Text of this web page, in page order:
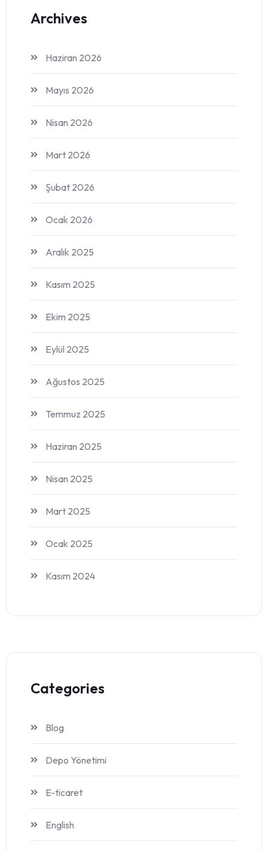
Archives
Haziran 2026
Mayıs 2026
Nisan 2026
Mart 2026
Şubat 2026
Ocak 2026
Aralık 2025
Kasım 2025
Ekim 2025
Eylül 2025
Ağustos 2025
Temmuz 2025
Haziran 2025
Nisan 2025
Mart 2025
Ocak 2025
Kasım 2024
Categories
Blog
Depo Yönetimi
E-ticaret
English